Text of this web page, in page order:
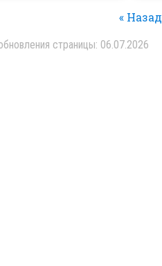
« Назад
страницы: 06.07.2026